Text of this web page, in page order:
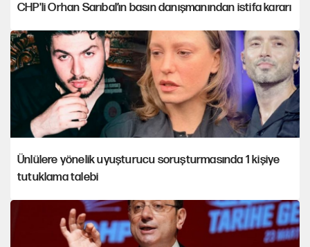
CHP'li Orhan Sarıbal’ın basın danışmanından istifa kararı
Ünlülere yönelik uyuşturucu soruşturmasında 1 kişiye
tutuklama talebi